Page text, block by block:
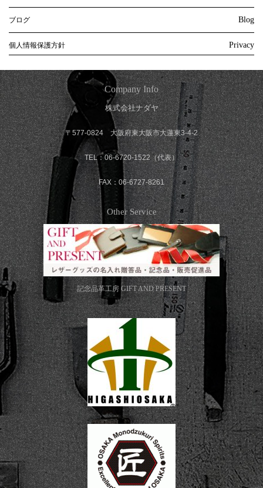
ブログ Blog
個人情報保護方針 Privacy
Company Info
株式会社ナダヤ
〒577-0824 大阪府東大阪市大蓮東3-4-2
TEL：06-6720-1522（代表）
FAX：06-6727-8261
Other Service
記念品革工房 GIFT AND PRESENT